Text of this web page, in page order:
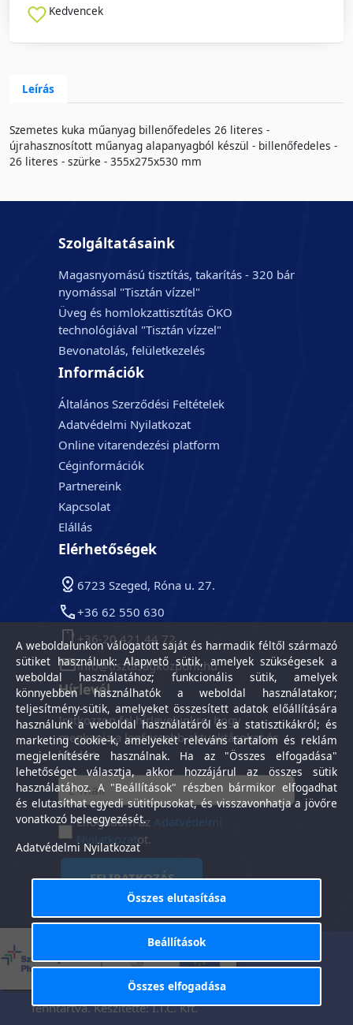
Kedvencek
Leírás
Szemetes kuka műanyag billenőfedeles 26 literes -
újrahasznosított műanyag alapanyagból készül - billenőfedeles -
26 literes - szürke - 355x275x530 mm
Szolgáltatásaink
Magasnyomású tisztítás, takarítás - 320 bár
nyomással "Tisztán vízzel"
Üveg és homlokzattisztítás ÖKO
technológiával "Tisztán vízzel"
Bevonatolás, felületkezelés
Információk
Általános Szerződési Feltételek
Adatvédelmi Nyilatkozat
Online vitarendezési platform
Céginformációk
Partnereink
Kapcsolat
Elállás
Elérhetőségek
6723 Szeged, Róna u. 27.
+36 62 550 630
+36-20 421 44 72
info@tisztasagkozpont.hu
Hírlevél
Iratkozzon fel hírlevelünkre, hogy
megkapja a legfrissebb aktualitásokat és
híreket.
Elfogadom azAdatvédelmi
Nyilatkozatot.
FELIRATKOZÁS
Tisztaság Központ Kft. © 2025. Minden jog
fenntartva. Készítette:I.T.C. Kft.
Általános Szerződési
Feltételek
-
tájékoztató
A weboldalunkon válogatott saját és harmadik féltől származó
sütiket használunk: Alapvető sütik, amelyek szükségesek a
weboldal használatához; funkcionális sütik, amelyek
könnyebben használhatók a weboldal használatakor;
teljesítmény-sütik, amelyeket összesített adatok előállítására
használunk a weboldal használatáról és a statisztikákról; és
marketing cookie-k, amelyeket releváns tartalom és reklám
megjelenítésére használnak. Ha az "Összes elfogadása"
lehetőséget választja, akkor hozzájárul az összes sütik
használatához. A "Beállítások" részben bármikor elfogadhat
és elutasíthat egyedi sütitípusokat, és visszavonhatja a jövőre
vonatkozó beleegyezését.
Adatvédelmi Nyilatkozat
Összes elutasítása
Beállítások
Összes elfogadása